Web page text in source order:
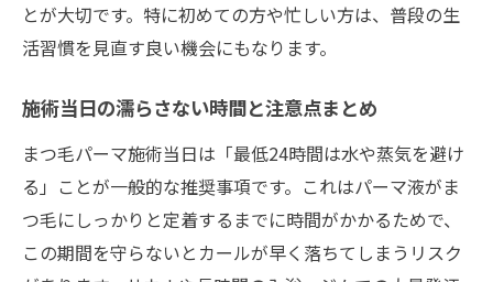
まつ毛パーマのカールを個性に合わせて守
る
パリジェンヌとまつ毛パーマの違いを徹底
比較
自分の目元に合うまつ毛パーマ後ケアの選
び方
生活スタイル別まつ毛パーマ持続テクニッ
ク
とが大切です。特に初めての方や忙しい方は、普段の生
活習慣を見直す良い機会にもなります。
施術当日の濡らさない時間と注意点まとめ
まつ毛パーマ施術当日は「最低24時間は水や蒸気を避け
る」ことが一般的な推奨事項です。これはパーマ液がま
つ毛にしっかりと定着するまでに時間がかかるためで、
この期間を守らないとカールが早く落ちてしまうリスク